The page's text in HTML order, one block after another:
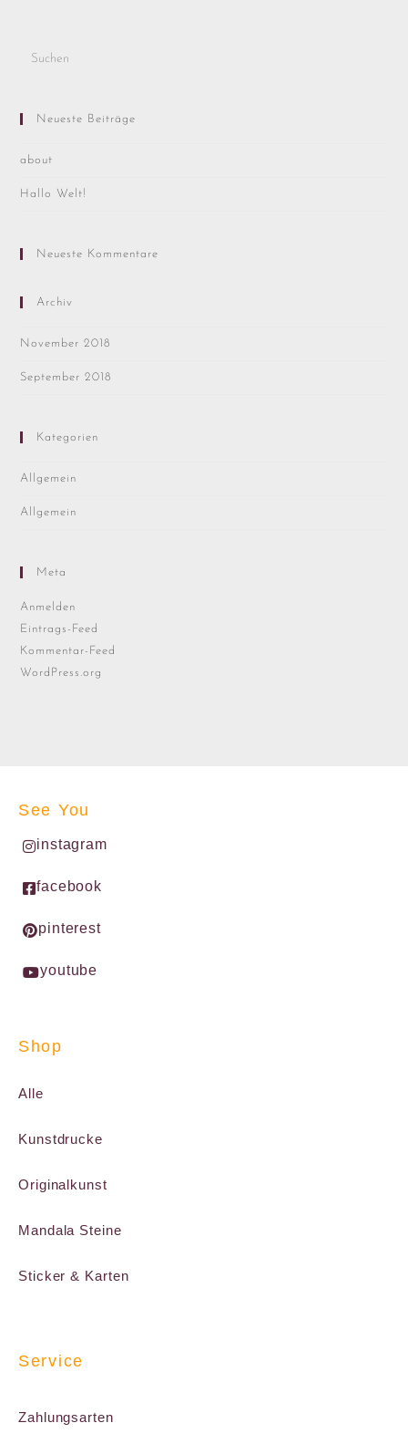
Neueste Beiträge
about
Hallo Welt!
Neueste Kommentare
Archiv
November 2018
September 2018
Kategorien
Allgemein
Allgemein
Meta
Anmelden
Eintrags-Feed
Kommentar-Feed
WordPress.org
See You
instagram
facebook
pinterest
youtube
Shop
Alle
Kunstdrucke
Originalkunst
Mandala Steine
Sticker & Karten
Service
Zahlungsarten